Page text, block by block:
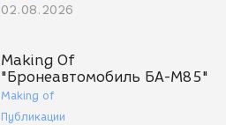
02.08.2026
Making Of
"Бронеавтомобиль БА-М85"
Making of
Публикации